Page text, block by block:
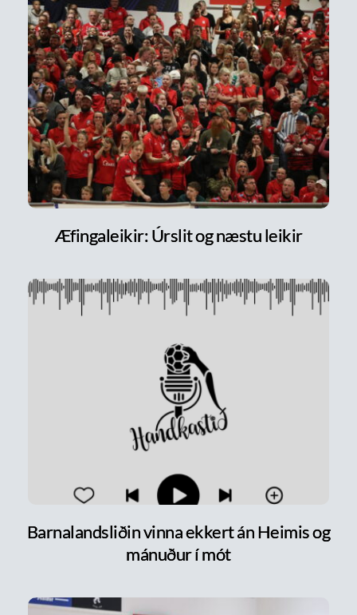
Æfingaleikir: Úrslit og næstu leikir
Barnalandsliðin vinna ekkert án Heimis og
mánuður í mót